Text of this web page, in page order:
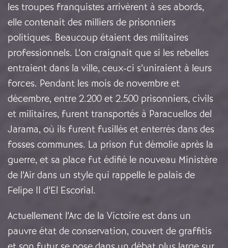
les troupes franquistes arrivèrent à ses abords,
elle contenait des milliers de prisonniers
politiques. Beaucoup étaient des militaires
professionnels. L’on craignait que si les rebelles
entraient dans la ville, ceux-ci s’uniraient à leurs
forces. Pendant les mois de novembre et
décembre, entre 2.200 et 2.500 prisonniers, civils
et militaires, furent transportés à Paracuellos del
Jarama, où ils furent fusillés et enterrés dans des
fosses communes. La prison fut démolie après la
guerre, et sa place fut édifié le nouveau Ministère
de l’Air dans un style qui rappelle le palais de
Felipe II d’El Escorial.
Actuellement l’Arc de la Victoire est dans un
pauvre état de conservation, couvert de graffitis